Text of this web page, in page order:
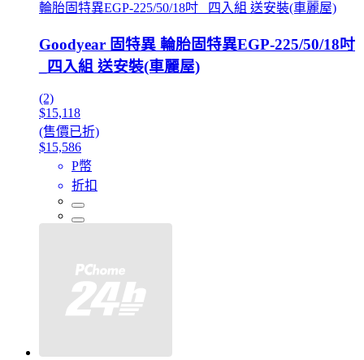
輪胎固特異EGP-225/50/18吋 _四入組 送安裝(車麗屋)
Goodyear 固特異 輪胎固特異EGP-225/50/18吋
_四入組 送安裝(車麗屋)
(2)
$15,118
(售價已折)
$15,586
P幣
折扣